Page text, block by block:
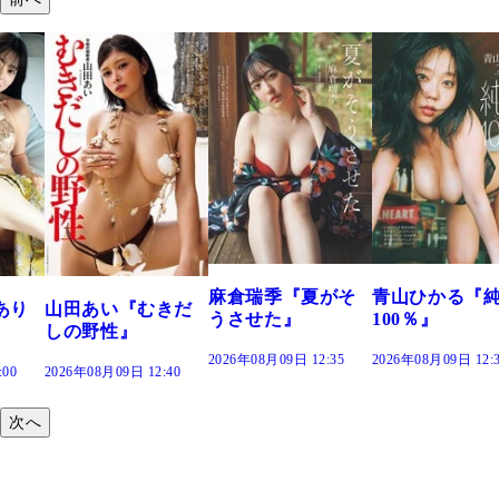
だ
麻倉瑞季『夏がそ
うさせた』
青山ひかる『純度
100％』
2026年08月09日 12:30
溝端 葵『もう
つの、あおい
で。』
2026年08月09日
次へ